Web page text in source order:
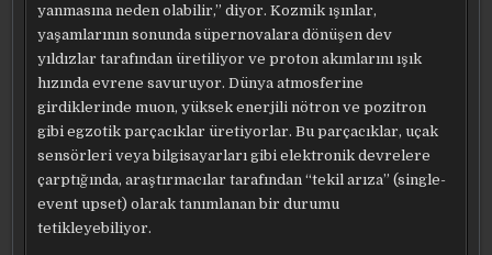
yanmasına neden olabilir,” diyor. Kozmik ışınlar,
yaşamlarının sonunda süpernovalara dönüşen dev
yıldızlar tarafından üretiliyor ve proton akımlarını ışık
hızında evrene savuruyor. Dünya atmosferine
girdiklerinde muon, yüksek enerjili nötron ve pozitron
gibi egzotik parçacıklar üretiyorlar. Bu parçacıklar, uçak
sensörleri veya bilgisayarları gibi elektronik devrelere
çarptığında, araştırmacılar tarafından “tekil arıza” (single-
event upset) olarak tanımlanan bir durumu
tetikleyebiliyor.